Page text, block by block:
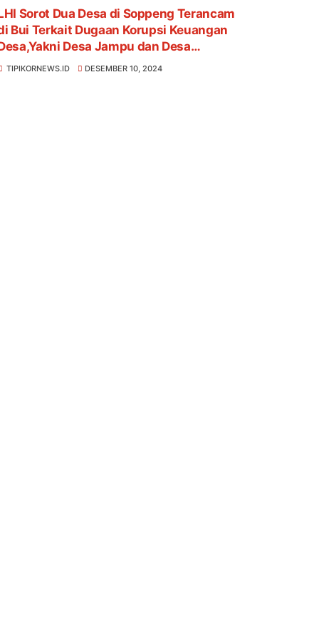
Sorot Dua Desa di Soppeng Terancam
Bui Terkait Dugaan Korupsi Keuangan
Desa Jampu dan Desa
TIPIKORNEWS.ID DESEMBER 10, 2024